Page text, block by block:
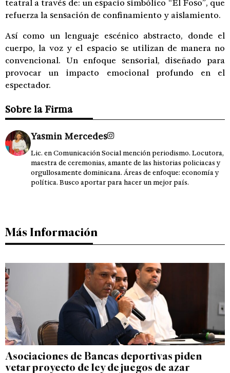
teatral a través de: un espacio simbólico “El Foso”, que
refuerza la sensación de confinamiento y aislamiento.
Así como un lenguaje escénico abstracto, donde el
cuerpo, la voz y el espacio se utilizan de manera no
convencional. Un enfoque sensorial, diseñado para
provocar un impacto emocional profundo en el
espectador.
Sobre la Firma
Yasmin Mercedes
Lic. en Comunicación Social mención periodismo. Locutora,
maestra de ceremonias, amante de las historias policiacas y
orgullosamente dominicana. Áreas de enfoque: economía y
política. Busco aportar para hacer un mejor país.
Más Información
Asociaciones de Bancas deportivas piden
vetar proyecto de ley de juegos de azar